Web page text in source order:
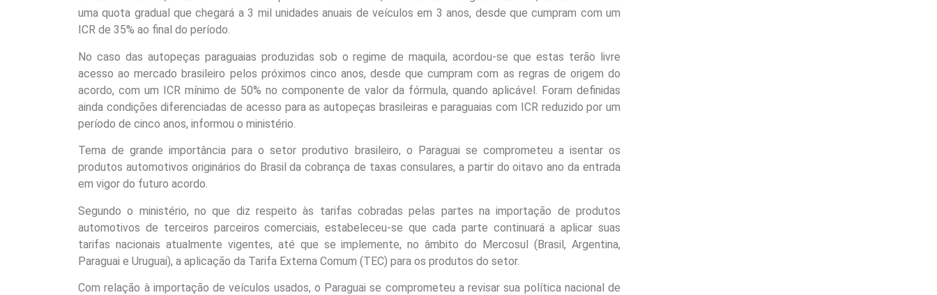
uma quota gradual que chegará a 3 mil unidades anuais de veículos em 3 anos, desde que cumpram com um
ICR de 35% ao final do período.
No caso das autopeças paraguaias produzidas sob o regime de maquila, acordou-se que estas terão livre
acesso ao mercado brasileiro pelos próximos cinco anos, desde que cumpram com as regras de origem do
acordo, com um ICR mínimo de 50% no componente de valor da fórmula, quando aplicável. Foram definidas
ainda condições diferenciadas de acesso para as autopeças brasileiras e paraguaias com ICR reduzido por um
período de cinco anos, informou o ministério.
Tema de grande importância para o setor produtivo brasileiro, o Paraguai se comprometeu a isentar os
produtos automotivos originários do Brasil da cobrança de taxas consulares, a partir do oitavo ano da entrada
em vigor do futuro acordo.
Segundo o ministério, no que diz respeito às tarifas cobradas pelas partes na importação de produtos
automotivos de terceiros parceiros comerciais, estabeleceu-se que cada parte continuará a aplicar suas
tarifas nacionais atualmente vigentes, até que se implemente, no âmbito do Mercosul (Brasil, Argentina,
Paraguai e Uruguai), a aplicação da Tarifa Externa Comum (TEC) para os produtos do setor.
Com relação à importação de veículos usados, o Paraguai se comprometeu a revisar sua política nacional de